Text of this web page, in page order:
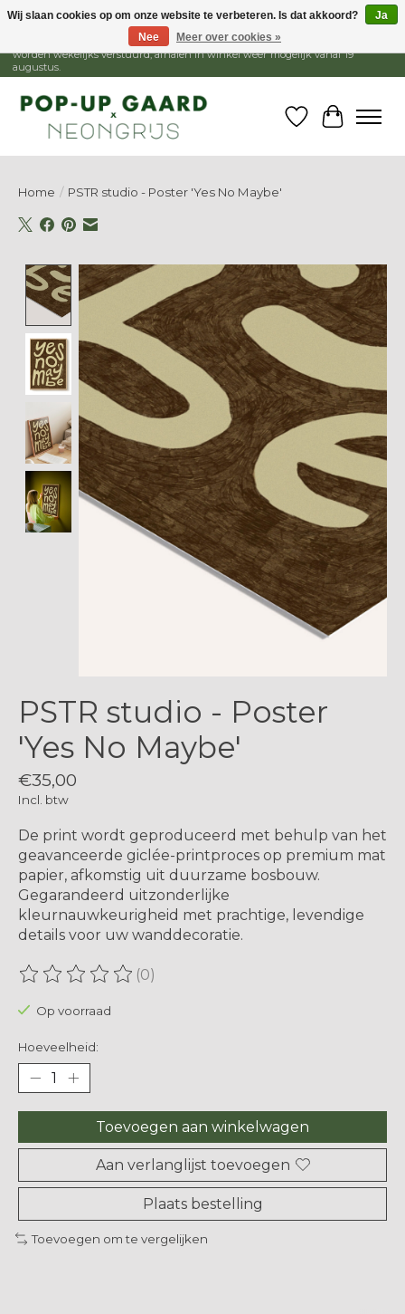
1 - 15 augustus is de winkel gesloten, webshop blijft open. Bestellingen
worden wekelijks verstuurd, afhalen in winkel weer mogelijk vanaf 19
augustus.
Verlanglijst
Home / PSTR studio - Poster 'Yes No Maybe'
Product image slideshow Items
PSTR studio - Poster
'Yes No Maybe'
€35,00
Incl. btw
De print wordt geproduceerd met behulp van het
geavanceerde giclée-printproces op premium mat
papier, afkomstig uit duurzame bosbouw. ​​
Gegarandeerd uitzonderlijke
kleurnauwkeurigheid met prachtige, levendige
details voor uw wanddecoratie.
De beoordeling van dit product is
(0)
Op voorraad
Hoeveelheid:
Toevoegen aan winkelwagen
Aan verlanglijst toevoegen
Plaats bestelling
Toevoegen om te vergelijken
Wij slaan cookies op om onze website te verbeteren. Is dat akkoord?
Ja
Nee
Meer over cookies »